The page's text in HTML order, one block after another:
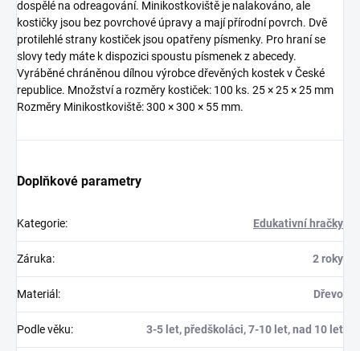
dospělé na odreagování. Minikostkoviště je nalakováno, ale
kostičky jsou bez povrchové úpravy a mají přírodní povrch. Dvě
protilehlé strany kostiček jsou opatřeny písmenky. Pro hraní se
slovy tedy máte k dispozici spoustu písmenek z abecedy.
Vyráběné chráněnou dílnou výrobce dřevěných kostek v České
republice. Množství a rozměry kostiček: 100 ks. 25 × 25 × 25 mm
Rozměry Minikostkoviště: 300 × 300 × 55 mm.
Doplňkové parametry
Kategorie: Edukativní hračky
Záruka: 2 roky
Materiál : Dřevo
Podle věku: 3-5 let, předškoláci, 7-10 let, nad 10 let